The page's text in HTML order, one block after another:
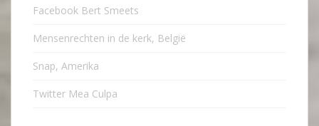
Facebook Bert Smeets
Mensenrechten in de kerk, België
Snap, Amerika
Twitter Mea Culpa